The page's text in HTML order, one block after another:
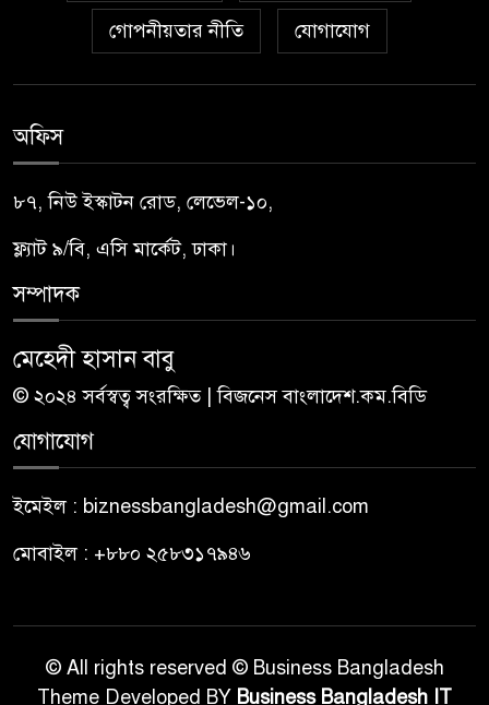
গোপনীয়তার নীতি যোগাযোগ
অফিস
৮৭, নিউ ইস্কাটন রোড, লেভেল-১০,
ফ্ল্যাট ৯/বি, এসি মার্কেট, ঢাকা।
সম্পাদক
মেহেদী হাসান বাবু
© ২০২৪ সর্বস্বত্ব সংরক্ষিত | বিজনেস বাংলাদেশ.কম.বিডি
যোগাযোগ
ইমেইল : biznessbangladesh@gmail.com
মোবাইল : +৮৮০ ২৫৮৩১৭৯৪৬
© All rights reserved © Business Bangladesh
Theme Developed BY Business Bangladesh IT